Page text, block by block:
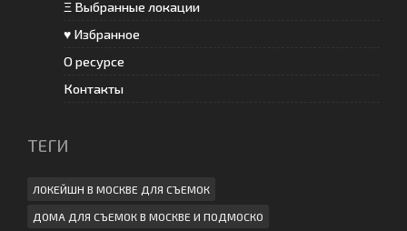
Ξ Выбранные локации
♥ Избранное
О ресурсе
Контакты
ТЕГИ
ЛОКЕЙШН В МОСКВЕ ДЛЯ СЪЕМОК
ДОМА ДЛЯ СЪЕМОК В МОСКВЕ И ПОДМОСКО